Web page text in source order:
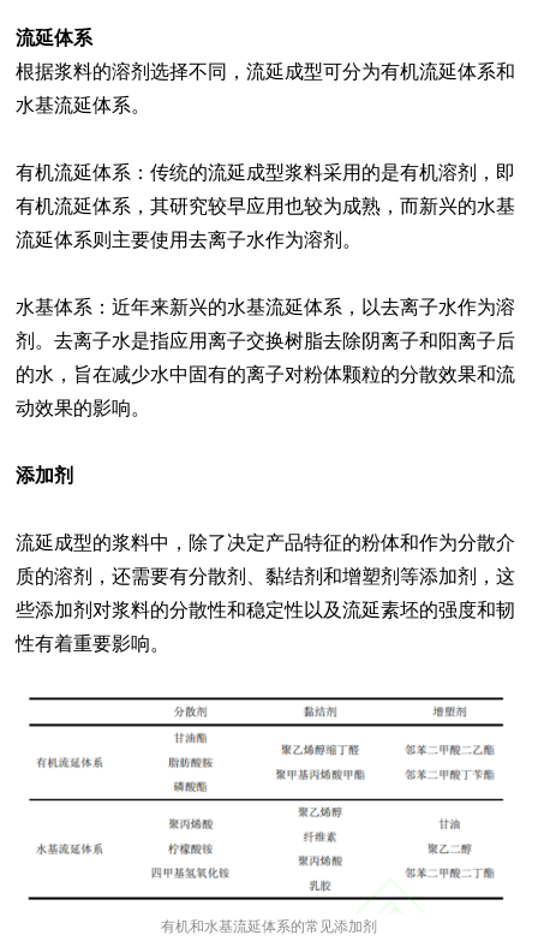
流延体系
根据浆料的溶剂选择不同，流延成型可分为有机流延体系和
水基流延体系。
有机流延体系：传统的流延成型浆料采用的是有机溶剂，即
有机流延体系，其研究较早应用也较为成熟，而新兴的水基
流延体系则主要使用去离子水作为溶剂。
水基体系：近年来新兴的水基流延体系，以去离子水作为溶
剂。去离子水是指应用离子交换树脂去除阴离子和阳离子后
的水，旨在减少水中固有的离子对粉体颗粒的分散效果和流
动效果的影响。
添加剂
流延成型的浆料中，除了决定产品特征的粉体和作为分散介
质的溶剂，还需要有分散剂、黏结剂和增塑剂等添加剂，这
些添加剂对浆料的分散性和稳定性以及流延素坯的强度和韧
性有着重要影响。
有机和水基流延体系的常见添加剂